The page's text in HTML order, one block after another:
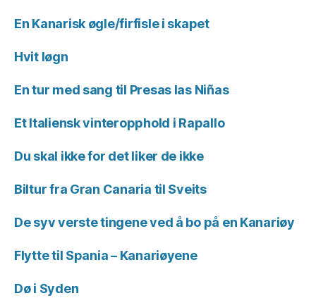
En Kanarisk øgle/firfisle i skapet
Hvit løgn
En tur med sang til Presas las Niñas
Et Italiensk vinteropphold i Rapallo
Du skal ikke for det liker de ikke
Biltur fra Gran Canaria til Sveits
De syv verste tingene ved å bo på en Kanariøy
Flytte til Spania – Kanariøyene
Dø i Syden